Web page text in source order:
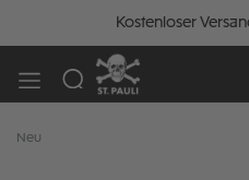
Kostenloser
Neu